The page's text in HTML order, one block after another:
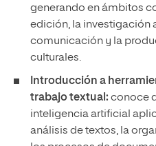
generando en ámbitos
edición, la investigación
comunicación y la
culturales.
Introducción a
trabajo textual: conoce
inteligencia artificial
análisis de textos, la